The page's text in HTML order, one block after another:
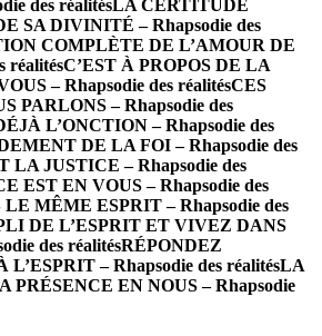
des réalitésLA CERTITUDE
SA DIVINITÉ – Rhapsodie des
COMPLÈTE DE L’AMOUR DE
réalitésC’EST À PROPOS DE LA
– Rhapsodie des réalitésCES
PARLONS – Rhapsodie des
L’ONCTION – Rhapsodie des
DE LA FOI – Rhapsodie des
LA JUSTICE – Rhapsodie des
EST EN VOUS – Rhapsodie des
LE MÊME ESPRIT – Rhapsodie des
DE L’ESPRIT ET VIVEZ DANS
des réalitésRÉPONDEZ
– Rhapsodie des réalitésLA
PRÉSENCE EN NOUS – Rhapsodie